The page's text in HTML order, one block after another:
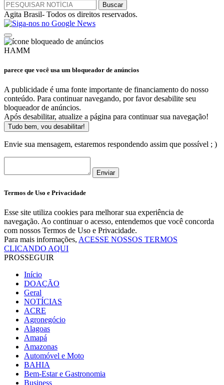
Agita Brasil- Todos os direitos reservados.
HAMM
parece que você usa um bloqueador de anúncios
A publicidade é uma fonte importante de financiamento do nosso
conteúdo. Para continuar navegando, por favor desabilite seu
bloqueador de anúncios.
Após desabilitar, atualize a página para continuar sua navegação!
Tudo bem, vou desabilitar!
Envie sua mensagem, estaremos respondendo assim que possível ; )
Enviar
Termos de Uso e Privacidade
Esse site utiliza cookies para melhorar sua experiência de
navegação. Ao continuar o acesso, entendemos que você concorda
com nossos Termos de Uso e Privacidade.
Para mais informações, ACESSE NOSSOS TERMOS
CLICANDO AQUI
PROSSEGUIR
Início
DOAÇÃO
Geral
NOTÍCIAS
ACRE
Agronegócio
Alagoas
Amapá
Amazonas
Automóvel e Moto
BAHIA
Bem-Estar e Gastronomia
Business